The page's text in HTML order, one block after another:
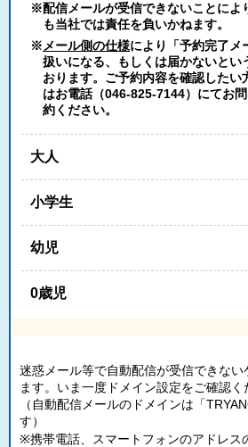
※配信メールが受信できないことによ
も当社では責任を負いかねます。
※メール側の仕様により「予約完了メ
扱いになる、もしくは届かないとい
おります。ご予約内容を確認したい
はお電話（046-825-7144）にてお
約ください。
大人
小学生
幼児
0歳児
迷惑メール等で自動配信が受信できない
ます。いま一度ドメイン設定をご確認く
（自動配信メールのドメインは「
す）
※携帯電話、スマートフォンのアドレス